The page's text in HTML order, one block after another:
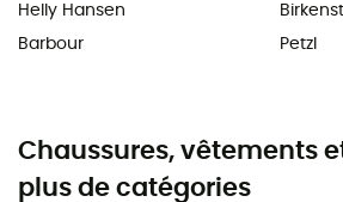
Helly Hansen
Barbour
Petzl
Chaussures, vêtements
plus de catégories